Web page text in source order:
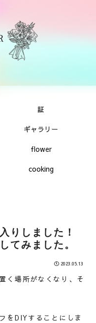
証
ギャラリー
flower
cooking
りしました！
てみました。
2023.05.13
く場所がなくなり、そ
をDIYすることにしま